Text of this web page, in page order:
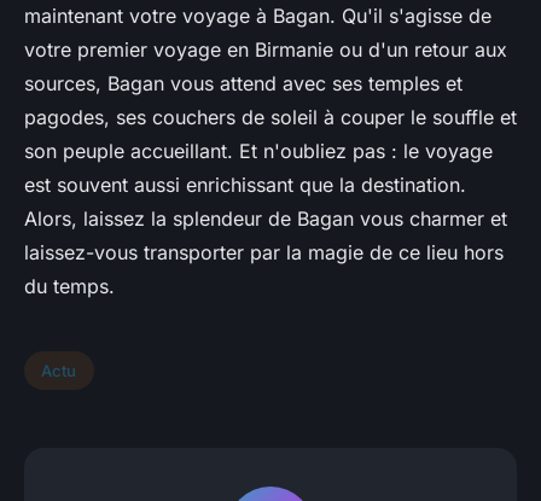
maintenant votre voyage à Bagan. Qu'il s'agisse de
votre premier voyage en Birmanie ou d'un retour aux
sources, Bagan vous attend avec ses temples et
pagodes, ses couchers de soleil à couper le souffle et
son peuple accueillant. Et n'oubliez pas : le voyage
est souvent aussi enrichissant que la destination.
Alors, laissez la splendeur de Bagan vous charmer et
laissez-vous transporter par la magie de ce lieu hors
du temps.
Actu